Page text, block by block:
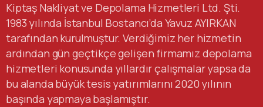
Kiptaş Nakliyat ve Depolama Hizmetleri Ltd. Şti.
1983 yılında İstanbul Bostancı’da Yavuz AYIRKAN
tarafından kurulmuştur. Verdiğimiz her hizmetin
ardından gün geçtikçe gelişen firmamız depolama
hizmetleri konusunda yıllardır çalışmalar yapsa da
bu alanda büyük tesis yatırımlarını 2020 yılının
başında yapmaya başlamıştır.